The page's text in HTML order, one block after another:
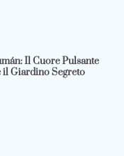
Il Cuore Pulsante
il Giardino Segreto